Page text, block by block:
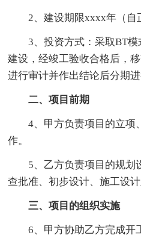
2、建设期限xxxx年（自
3、投资方式：采取BT模
建设，经竣工验收合格后，
进行审计并作出结论后分期进
二、项目前期
4、甲方负责项目的立项
作。
5、乙方负责项目的规划
查批准、初步设计、施工设计
三、项目的组织实施
6、甲方协助乙方完成开